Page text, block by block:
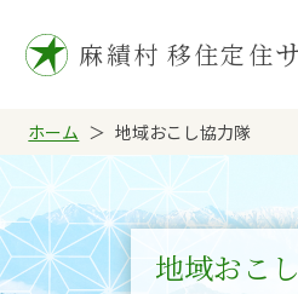
麻績村 移住定住
ホーム 地域おこし協力隊
地域おこ